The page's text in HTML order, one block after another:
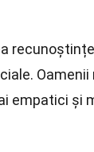
empatici și